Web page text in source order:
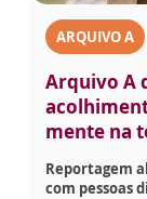
ARQUIVO A
Arquivo A
mente na
Reportagem
com pessoas